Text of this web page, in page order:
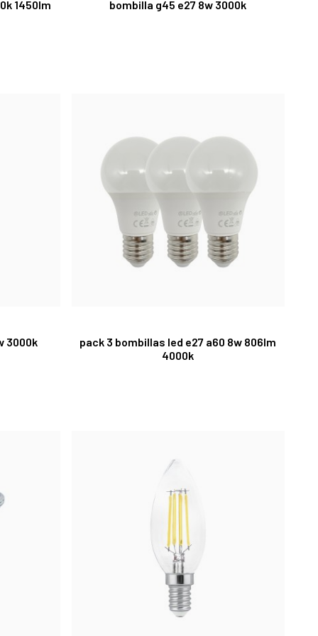
1450lm bombilla g45 e27 8w 3000k
3000k
pack 3 bombillas led e27 a60 8w 806lm
4000k